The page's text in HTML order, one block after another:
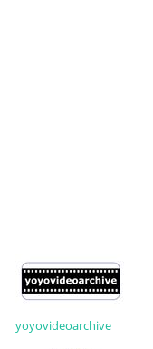
yoyovideoarchive